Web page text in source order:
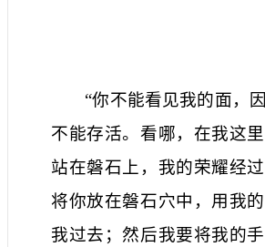
“你不能看见我的面，
不能存活。看哪，在我这
站在磐石上，我的荣耀经
将你放在磐石穴中，用我
我过去；然后我要将我的